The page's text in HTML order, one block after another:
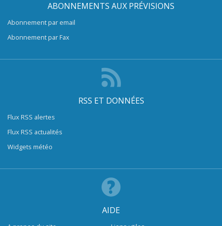
ABONNEMENTS AUX PRÉVISIONS
Abonnement par email
Abonnement par Fax
RSS ET DONNÉES
Flux RSS alertes
Flux RSS actualités
Widgets météo
AIDE